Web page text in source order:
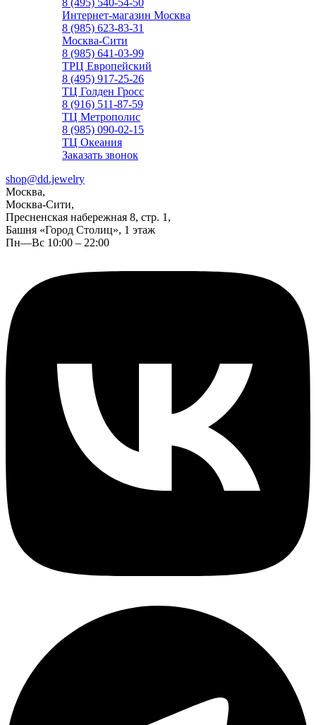
8 (495) 540-54-50
Интернет-магазин Москва
8 (985) 623-83-31
Москва-Сити
8 (985) 641-03-99
ТРЦ Европейский
8 (495) 917-25-26
ТЦ Голден Гросс
8 (916) 511-87-59
ТЦ Метрополис
8 (985) 090-02-15
ТЦ Океания
Заказать звонок
shop@dd.jewelry
Москва,
Москва-Сити,
Пресненская набережная 8, стр. 1,
Башня «Город Столиц», 1 этаж
Пн—Вс 10:00 – 22:00